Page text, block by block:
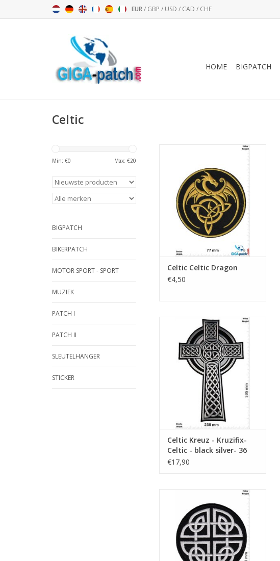
EUR/ GBP / USD / CAD / CHF
HOME BIGPATCH
Celtic
Min: €0 Max: €20
BIGPATCH
BIKERPATCH
MOTOR SPORT - SPORT
MUZIEK
PATCH I
PATCH II
SLEUTELHANGER
STICKER
TOEVOEGEN AAN WINKELWAGEN
Celtic Celtic Dragon
€4,50
Kreuz - Kruzifix- Celtic - black
silver- 36 cm
TOEVOEGEN AAN WINKELWAGEN
Celtic Kreuz - Kruzifix-
Celtic - black silver- 36
cm
€17,90
Celtic Symbols for Strength
TOEVOEGEN AAN WINKELWAGEN